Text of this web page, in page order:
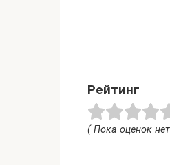
Рейтинг
( Пока оценок